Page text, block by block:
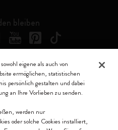
bleiben
von Moleskine Srl a
- REA MI 1945400 - Cap.
eigene als auch von
ermöglichen, statistischen
persönlich gestalten und dabei
an Ihre Vorlieben zu senden.
werden nur
oder solche Cookies installiert,